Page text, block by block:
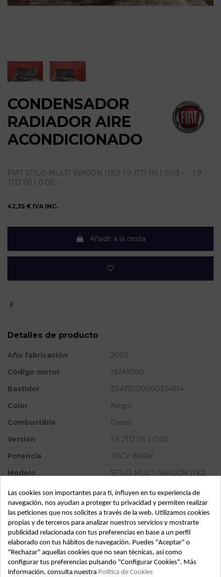
CONDENSADOR
RADIADOR AIRE
ACONDICIONADO
FIAT STILO MULTI WAGON (192) 1.9 JTD 115 | 0.03 - ... 1.9
JTD 115 | 0.03 - ...
42,35 € IVA INC.
Añadir a la cesta
Detalles de producto
Año fabricación
2003
Código motor
192A1000
Bastidor
ZFA19200000334514
Color
Negro
Combustible
Diesel
Versión
1.9 JTD 115 | 0.03 - ...
Potencia
116CV 86KW
Modelo
STILO MULTI WAGON (192)
Almacén
49349
SubAlmacén
386
SubSubAlmacén
100029977
ID: 782559
Fecha disponible: 2022-04-06
Las cookies son importantes para ti, influyen en tu experiencia de
navegación, nos ayudan a proteger tu privacidad y permiten realizar
las peticiones que nos solicites a través de la web. Utilizamos cookies
propias y de terceros para analizar nuestros servicios y mostrarte
publicidad relacionada con tus preferencias en base a un perfil
elaborado con tus hábitos de navegación. Puedes "Aceptar" o
"Rechazar" aquellas cookies que no sean técnicas, así como
configurar tus preferencias pulsando "Configurar Cookies". Más
información, consulta nuestra Política de Cookies